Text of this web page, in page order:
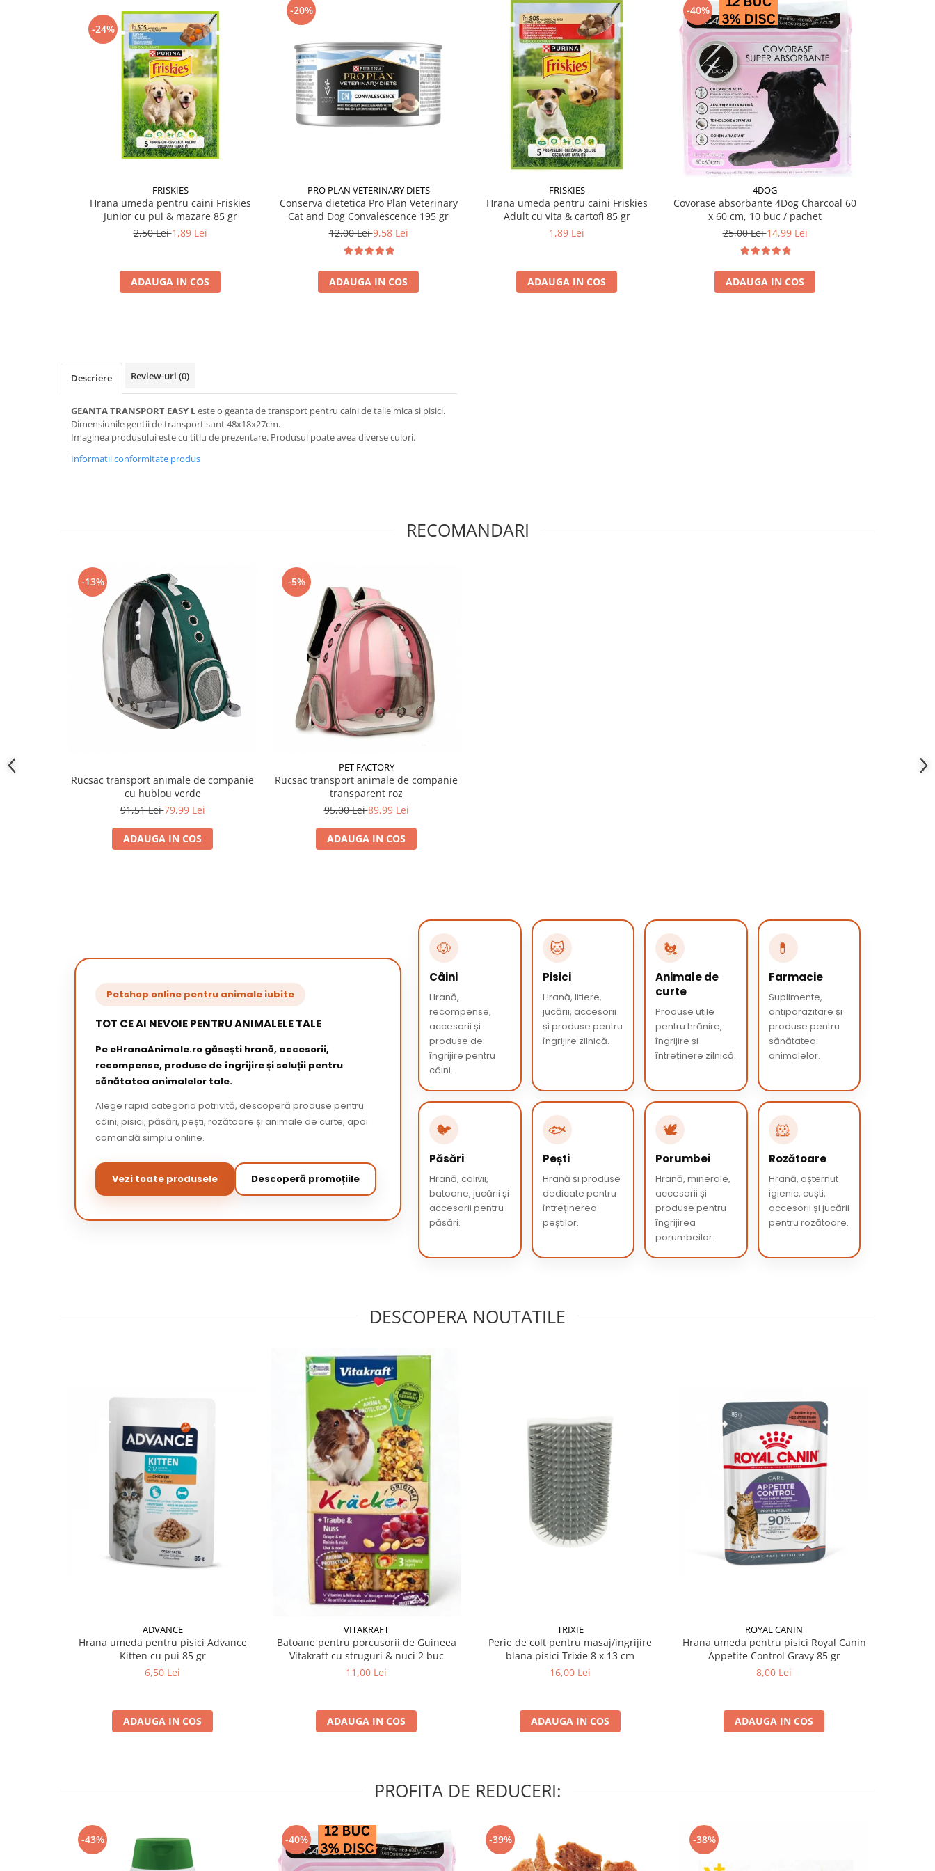
-24%
FRISKIES
Hrana umeda pentru caini Friskies
Junior cu pui & mazare 85 gr
2,50 Lei1,89 Lei
ADAUGA IN COS
-20%
PRO PLAN VETERINARY DIETS
Conserva dietetica Pro Plan Veterinary
Cat and Dog Convalescence 195 gr
12,00 Lei9,58 Lei
ADAUGA IN COS
FRISKIES
Hrana umeda pentru caini Friskies
Adult cu vita & cartofi 85 gr
1,89 Lei
ADAUGA IN COS
-40%
4DOG
Covorase absorbante 4Dog Charcoal 60
x 60 cm, 10 buc / pachet
25,00 Lei14,99 Lei
ADAUGA IN COS
Descriere Review-uri (0)
GEANTA TRANSPORT EASY Leste o geanta de transport pentru caini de talie mica si pisici.
Dimensiunile gentii de transport sunt 48x18x27cm.
Imaginea produsului este cu titlu de prezentare. Produsul poate avea diverse culori.
Informatii conformitate produs
RECOMANDARI
-13%
Rucsac transport animale de companie
cu hublou verde
91,51 Lei79,99 Lei
ADAUGA IN COS
-5%
PET FACTORY
Rucsac transport animale de companie
transparent roz
95,00 Lei89,99 Lei
ADAUGA IN COS
Petshop online pentru animale iubite
TOT CE AI NEVOIE PENTRU ANIMALELE TALE
Pe eHranaAnimale.ro găsești hrană, accesorii,
recompense, produse de îngrijire și soluții pentru
sănătatea animalelor tale.
Alege rapid categoria potrivită, descoperă produse pentru
câini, pisici, păsări, pești, rozătoare și animale de curte, apoi
comandă simplu online.
Vezi toate produsele Descoperă promoțiile
🐶
Câini
Hrană,
recompense,
accesorii și
produse de
îngrijire pentru
câini.
🐱
Pisici
Hrană, litiere,
jucării, accesorii
și produse pentru
îngrijire zilnică.
🐔
Animale de
curte
Produse utile
pentru hrănire,
îngrijire și
întreținere zilnică.
💊
Farmacie
Suplimente,
antiparazitare și
produse pentru
sănătatea
animalelor.
🐦
Păsări
Hrană, colivii,
batoane, jucării și
accesorii pentru
păsări.
🐟
Pești
Hrană și produse
dedicate pentru
întreținerea
peștilor.
🕊️
Porumbei
Hrană, minerale,
accesorii și
produse pentru
îngrijirea
porumbeilor.
🐹
Rozătoare
Hrană, așternut
igienic, cuști,
accesorii și jucării
pentru rozătoare.
DESCOPERA NOUTATILE
ADVANCE
Hrana umeda pentru pisici Advance
Kitten cu pui 85 gr
6,50 Lei
ADAUGA IN COS
VITAKRAFT
Batoane pentru porcusorii de Guineea
Vitakraft cu struguri & nuci 2 buc
11,00 Lei
ADAUGA IN COS
TRIXIE
Perie de colt pentru masaj/ingrijire
blana pisici Trixie 8 x 13 cm
16,00 Lei
ADAUGA IN COS
ROYAL CANIN
Hrana umeda pentru pisici Royal Canin
Appetite Control Gravy 85 gr
8,00 Lei
ADAUGA IN COS
PROFITA DE REDUCERI:
-43% -40% -39% -38%